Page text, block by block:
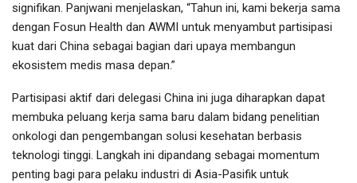
signifikan. Panjwani menjelaskan, “Tahun ini, kami bekerja sama
dengan Fosun Health dan AWMI untuk menyambut partisipasi
kuat dari China sebagai bagian dari upaya membangun
ekosistem medis masa depan.”
Partisipasi aktif dari delegasi China ini juga diharapkan dapat
membuka peluang kerja sama baru dalam bidang penelitian
onkologi dan pengembangan solusi kesehatan berbasis
teknologi tinggi. Langkah ini dipandang sebagai momentum
penting bagi para pelaku industri di Asia-Pasifik untuk